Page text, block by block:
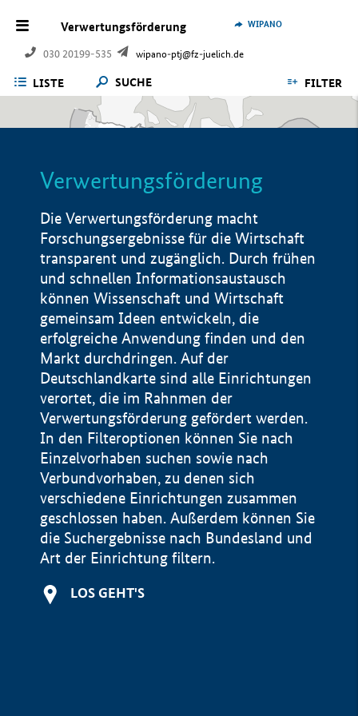
Verwertungsförderung
030 20199-535 wipano-ptj@fz-juelich.de
WIPANO
LISTE SUCHE FILTER
Verwertungsförderung
Die Verwertungsförderung macht
Forschungsergebnisse für die Wirtschaft
transparent und zugänglich. Durch frühen
und schnellen Informationsaustausch
können Wissenschaft und Wirtschaft
gemeinsam Ideen entwickeln, die
erfolgreiche Anwendung finden und den
Markt durchdringen. Auf der
Deutschlandkarte sind alle Einrichtungen
verortet, die im Rahnmen der
Verwertungsförderung gefördert werden.
In den Filteroptionen können Sie nach
Einzelvorhaben suchen sowie nach
Verbundvorhaben, zu denen sich
verschiedene Einrichtungen zusammen
geschlossen haben. Außerdem können Sie
die Suchergebnisse nach Bundesland und
Art der Einrichtung filtern.
LOS GEHT'S